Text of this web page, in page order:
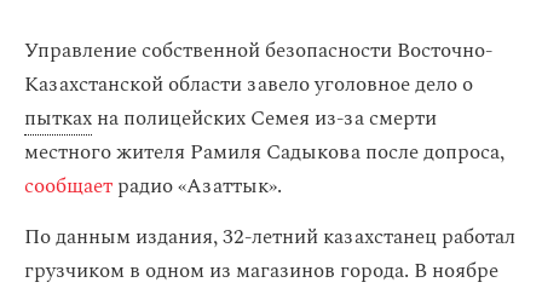
Управление собственной безопасности Восточно-
Казахстанской области завело уголовное дело о
пыткахна полицейских Семея из-за смерти
местного жителя Рамиля Садыкова после допроса,
сообщаетрадио «Азаттык».
По данным издания, 32-летний казахстанец работал
грузчиком в одном из магазинов города. В ноябре